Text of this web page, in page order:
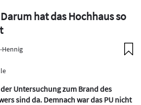
hat das Hochhaus so
Hennig
Untersuchung zum Brand des
sind da. Demnach war das PU nicht